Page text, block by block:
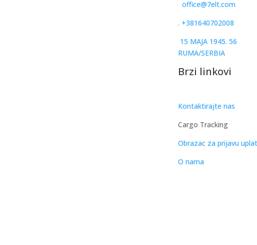
office@7elt.com
. +381640702008
15 MAJA 1945. 56
RUMA/SERBIA
Brzi linkovi
Kontaktirajte nas
Cargo Tracking
Obrazac za prijavu
O nama